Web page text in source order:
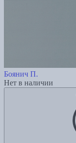
Боянич П.
Нет в наличии